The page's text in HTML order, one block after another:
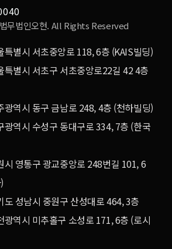
무법인오현. All Rights Reserved
특별시 서초중앙로 118, 6층 (KAIS빌딩)
특별시 서초구 서초중앙로22길 42 4층
광역시 동구 금남로 248, 4층 (천하빌딩)
광역시 수성구 동대구로 334, 7층 (한국
시 영통구 광교중앙로 248번길 101, 6
도 성남시 중원구 산성대로 464, 3층
광역시 미추홀구 소성로 171, 6층 (로시